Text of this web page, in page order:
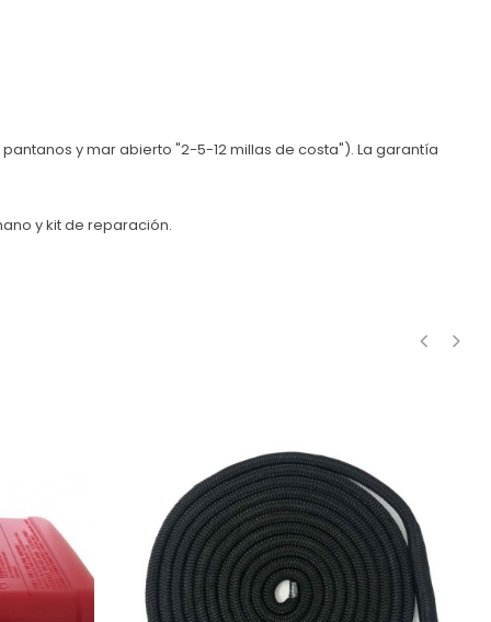
y mar abierto "2-5-12 millas de costa"). La garantía
y kit de reparación.